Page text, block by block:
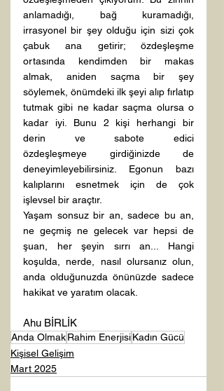
anlamadığı, bağ kuramadığı,
irrasyonel bir şey olduğu için sizi çok
çabuk ana getirir; özdeşleşme
ortasında kendimden bir makas
almak, aniden saçma bir şey
söylemek, önümdeki ilk şeyi alıp fırlatıp
tutmak gibi ne kadar saçma olursa o
kadar iyi. Bunu 2 kişi herhangi bir
derin ve sabote edici
özdeşleşmeye girdiğinizde de
deneyimleyebilirsiniz. Egonun bazı
kalıplarını esnetmek için de çok
işlevsel bir araçtır.
Yaşam sonsuz bir an, sadece bu an,
ne geçmiş ne gelecek var hepsi de
şuan, her şeyin sırrı an... Hangi
koşulda, nerde, nasıl olursanız olun,
anda olduğunuzda önünüzde sadece
hakikat ve yaratım olacak.
Ahu BİRLİK
Anda OlmakRahim EnerjisiKadın Gücü
Kişisel Gelişim
Mart 2025